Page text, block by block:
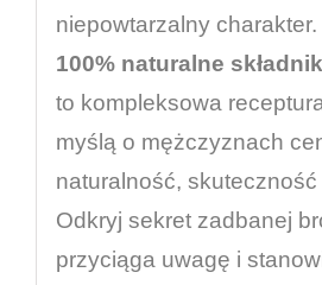
niepowtarzalny
100% naturalne
to kompleksowa
myślą o mężczyznach
naturalność,
Odkryj sekret zadbanej
przyciąga uwagę i